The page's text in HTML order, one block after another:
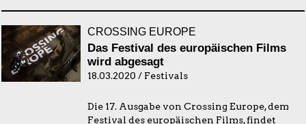
CROSSING EUROPE
Das Festival des europäischen Films
wird abgesagt
18.03.2020 / Festivals
Die 17. Ausgabe von Crossing Europe, dem
Festival des europäischen Films, findet